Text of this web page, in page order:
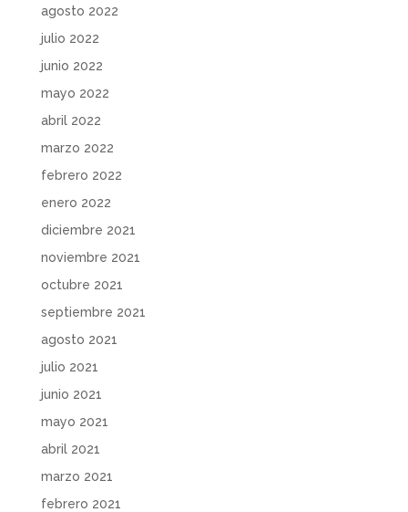
agosto 2022
julio 2022
junio 2022
mayo 2022
abril 2022
marzo 2022
febrero 2022
enero 2022
diciembre 2021
noviembre 2021
octubre 2021
septiembre 2021
agosto 2021
julio 2021
junio 2021
mayo 2021
abril 2021
marzo 2021
febrero 2021